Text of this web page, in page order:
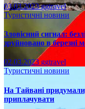
03.03.2023ggtravel
Туристичні новини
Зловісний сигнал:
зруйновано в березні
02.03.2023 ggtravel
Туристичні новини
На Тайвані
приплачувати